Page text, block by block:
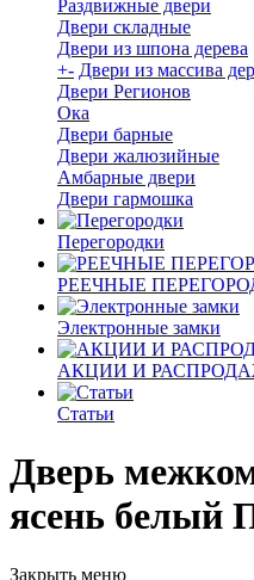
Раздвижные двери
Двери складные
Двери из шпона дерева
+- Двери из массива
Двери Регионов
Ока
Двери барные
Двери жалюзийные
Амбарные двери
Двери гармошка
Перегородки
РЕЕЧНЫЕ
Электронные замки
АКЦИИ И
Статьи
Дверь
ясень белый
Закрыть меню